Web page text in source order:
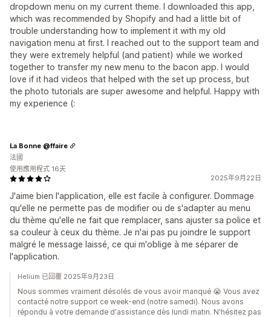
dropdown menu on my current theme. I downloaded this app,
which was recommended by Shopify and had a little bit of
trouble understanding how to implement it with my old
navigation menu at first. I reached out to the support team and
they were extremely helpful (and patient) while we worked
together to transfer my new menu to the bacon app. I would
love if it had videos that helped with the set up process, but
the photo tutorials are super awesome and helpful. Happy with
my experience (:
2025年9月22日
J'aime bien l'application, elle est facile à configurer. Dommage
qu'elle ne permette pas de modifier ou de s'adapter au menu
du thème qu'elle ne fait que remplacer, sans ajuster sa police et
sa couleur à ceux du thème. Je n'ai pas pu joindre le support
malgré le message laissé, ce qui m'oblige à me séparer de
l'application.
La Bonne @ffaire
法國
使用應用程式 16天
Helium 已回覆 2025年9月23日
Nous sommes vraiment désolés de vous avoir manqué 😭 Vous avez
contacté notre support ce week-end (notre samedi). Nous avons
répondu à votre demande d'assistance dès lundi matin. N'hésitez pas